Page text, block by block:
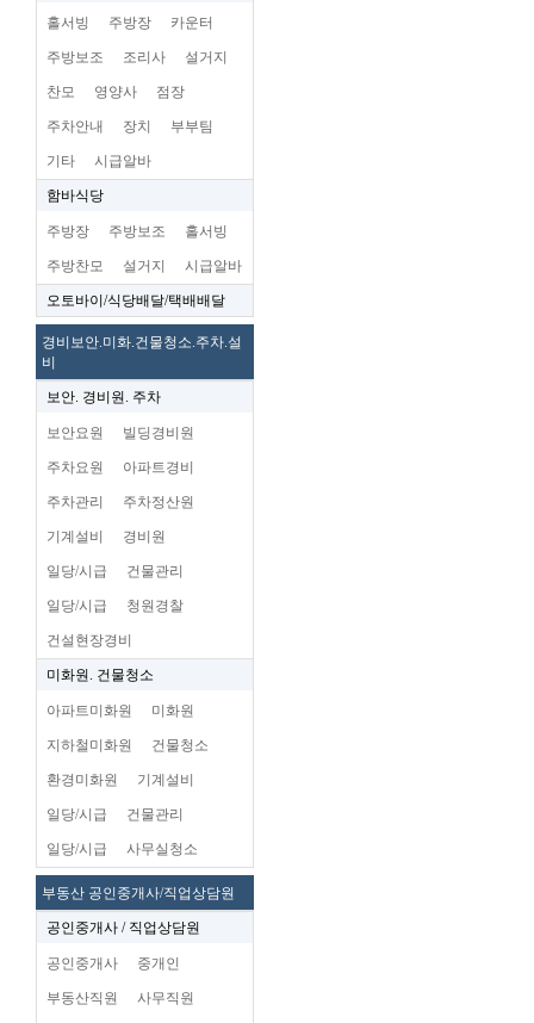
홀서빙 주방장 카운터
주방보조 조리사 설거지
찬모 영양사 점장
주차안내 장치 부부팀
기타 시급알바
함바식당
주방장 주방보조 홀서빙
주방찬모 설거지 시급알바
오토바이/식당배달/택배배달
경비보안.미화.건물청소.주차.설
비
보안. 경비원. 주차
보안요원 빌딩경비원
주차요원 아파트경비
주차관리 주차정산원
기계설비 경비원
일당/시급 건물관리
일당/시급 청원경찰
건설현장경비
미화원. 건물청소
아파트미화원 미화원
지하철미화원 건물청소
환경미화원 기계설비
일당/시급 건물관리
일당/시급 사무실청소
부동산 공인중개사/직업상담원
공인중개사 / 직업상담원
공인중개사 중개인
부동산직원 사무직원